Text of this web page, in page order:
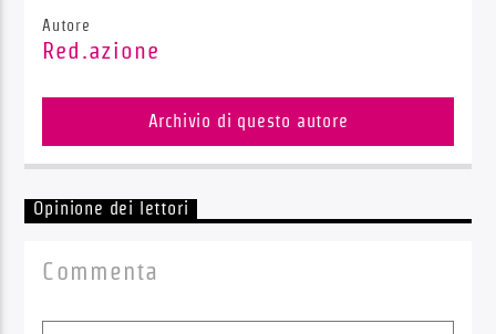
Autore
Red.azione
Archivio di questo autore
Opinione dei lettori
Commenta